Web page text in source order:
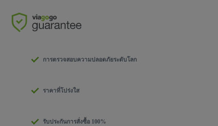
การตรวจสอบความปลอดภัยระดับโลก
ราคาที่โปร่งใส
รับประกันการสั่งซื้อ 100%